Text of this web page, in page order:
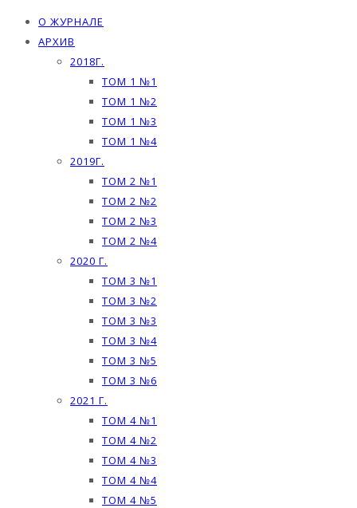
О ЖУРНАЛЕ
АРХИВ
2018Г.
ТОМ 1 №1
ТОМ 1 №2
ТОМ 1 №3
ТОМ 1 №4
2019Г.
ТОМ 2 №1
ТОМ 2 №2
ТОМ 2 №3
ТОМ 2 №4
2020 Г.
ТОМ 3 №1
ТОМ 3 №2
ТОМ 3 №3
ТОМ 3 №4
ТОМ 3 №5
ТОМ 3 №6
2021 Г.
ТОМ 4 №1
ТОМ 4 №2
ТОМ 4 №3
ТОМ 4 №4
ТОМ 4 №5